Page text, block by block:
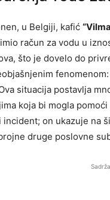
u Belgiji, kafić
račun za vodu u
što je dovelo do
situacija postavlja
koja bi mogla
incident; on ukazuje na
druge poslovne